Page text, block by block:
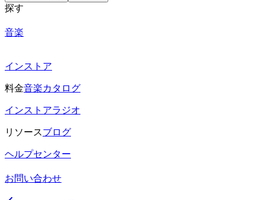
探す
音楽
インストア
料金音楽カタログ
インストアラジオ
リソースブログ
ヘルプセンター
お問い合わせ